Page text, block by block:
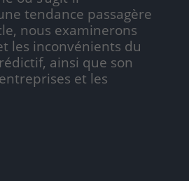
tendance passagère
nous examinerons
les inconvénients du
ainsi que son
et les